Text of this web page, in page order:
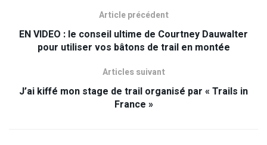
Article précédent
EN VIDEO : le conseil ultime de Courtney Dauwalter
pour utiliser vos bâtons de trail en montée
Articles suivant
J’ai kiffé mon stage de trail organisé par « Trails in
France »